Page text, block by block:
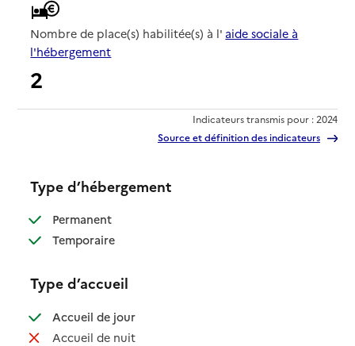
Nombre de place(s) habilitée(s) à l' aide sociale à
l'hébergement
2
Indicateurs transmis pour : 2024
Source et définition des indicateurs
Type d’hébergement
Permanent: disponible
Temporaire: disponible
Type d’accueil
Accueil de jour: disponible
Accueil de nuit: non disponible